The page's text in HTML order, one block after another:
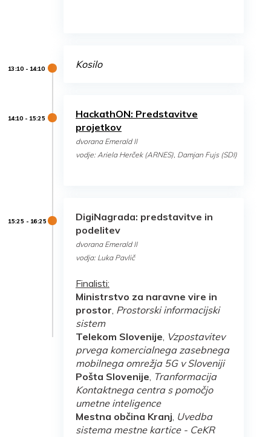
Kosilo
HackathON: Predstavitve
projetkov
dvorana Emerald II
vodje: Ariela Herček (ARNES), Damjan Fujs (SDI)
DigiNagrada: predstavitve in
podelitev
dvorana Emerald II
vodja: Luka Pavlič
Finalisti:
Ministrstvo za naravne vire in
prostor, Prostorski informacijski
sistem
Telekom Slovenije, Vzpostavitev
prvega komercialnega zasebnega
mobilnega omrežja 5G v Sloveniji
Pošta Slovenije, Tranformacija
Kontaktnega centra s pomočjo
umetne inteligence
Mestna občina Kranj, Uvedba
sistema mestne kartice - CeKR